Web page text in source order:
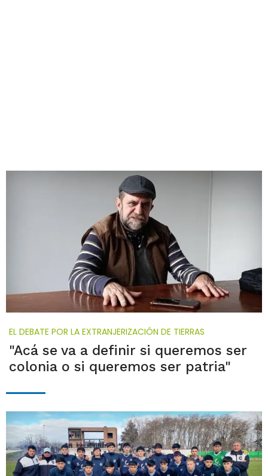
EL DEBATE POR LA EXTRANJERIZACIÓN DE TIERRAS
"Acá se va a definir si queremos ser
colonia o si queremos ser patria"